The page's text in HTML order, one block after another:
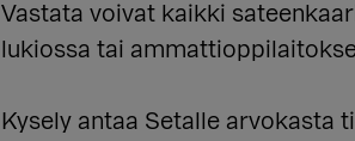
Vastata voivat kaikki
lukiossa tai
Kysely antaa Setalle arvokasta